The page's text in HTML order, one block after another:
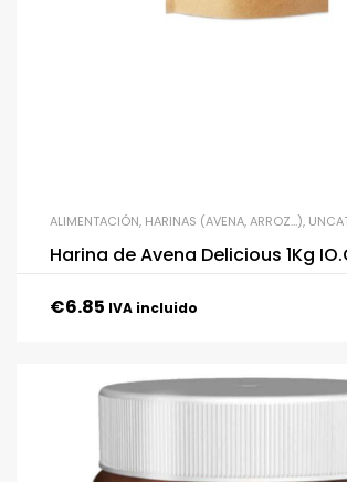
ALIMENTACIÓN, HARINAS (AVENA, ARROZ…),
Harina de Avena Delicious 1Kg
€6.85 IVA incluido